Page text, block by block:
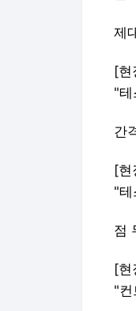
제
[현
"테
간
[현
"
점
[현
"컨